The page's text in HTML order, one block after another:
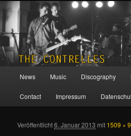
THE CONTRELLES
Zum Inhalt wechseln
Zum sekundären Inhalt wechseln
News Music Discography
Contact Impressum
Veröffentlicht6. Januar 2013 mit 1509 ×